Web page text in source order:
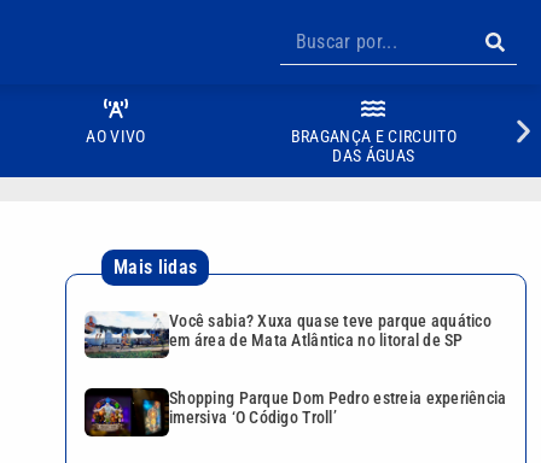
AO VIVO
BRAGANÇA E CIRCUITO
DAS ÁGUAS
Mais lidas
Você sabia? Xuxa quase teve parque aquático
em área de Mata Atlântica no litoral de SP
Shopping Parque Dom Pedro estreia experiência
imersiva ‘O Código Troll’